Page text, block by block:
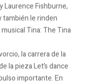
Laurence Fishburne,
también le rinden
Tina: The Tina
la carrera de la
la pieza Let’s dance
importante. En